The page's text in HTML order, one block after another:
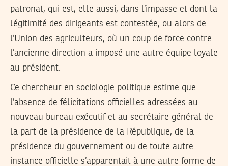
patronat, qui est, elle aussi, dans l’impasse et dont la
légitimité des dirigeants est contestée, ou alors de
l’Union des agriculteurs, où un coup de force contre
l’ancienne direction a imposé une autre équipe loyale
au président.
Ce chercheur en sociologie politique estime que
l’absence de félicitations officielles adressées au
nouveau bureau exécutif et au secrétaire général de
la part de la présidence de la République, de la
présidence du gouvernement ou de toute autre
instance officielle s’apparentait à une autre forme de